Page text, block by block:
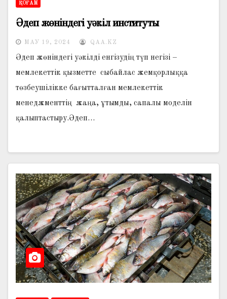
ҚОҒАМ
Әдеп жөніндегі уәкіл институты
МАУ 19, 2024 QAA.KZ
Әдеп жөніндегі уәкілді енгізудің түп негізі –
мемлекеттік қызметте сыбайлас жемқорлыққа
төзбеушілікке бағытталған мемлекеттік
менеджменттің жаңа, ұтымды, сапалы моделін
қалыптастыру.Әдеп…